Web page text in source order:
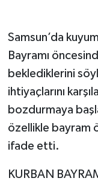
Samsun’da
Bayramı
beklediklerini
ihtiyaçlarını
bozdurmaya
özellikle bayram
ifade etti.
KURBAN